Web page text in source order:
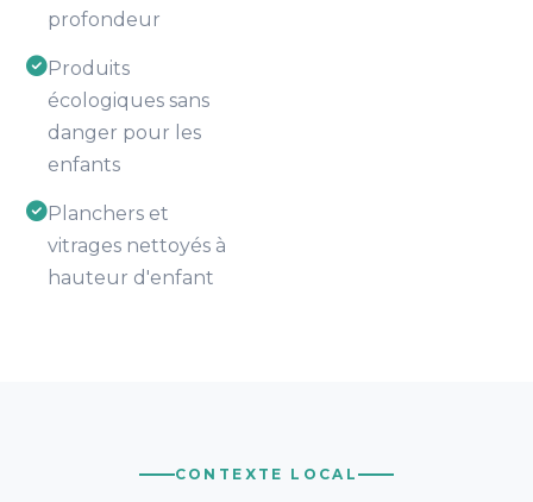
profondeur
Produits
écologiques sans
danger pour les
enfants
Planchers et
vitrages nettoyés à
hauteur d'enfant
CONTEXTE LOCAL